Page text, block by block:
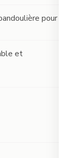
pour
et